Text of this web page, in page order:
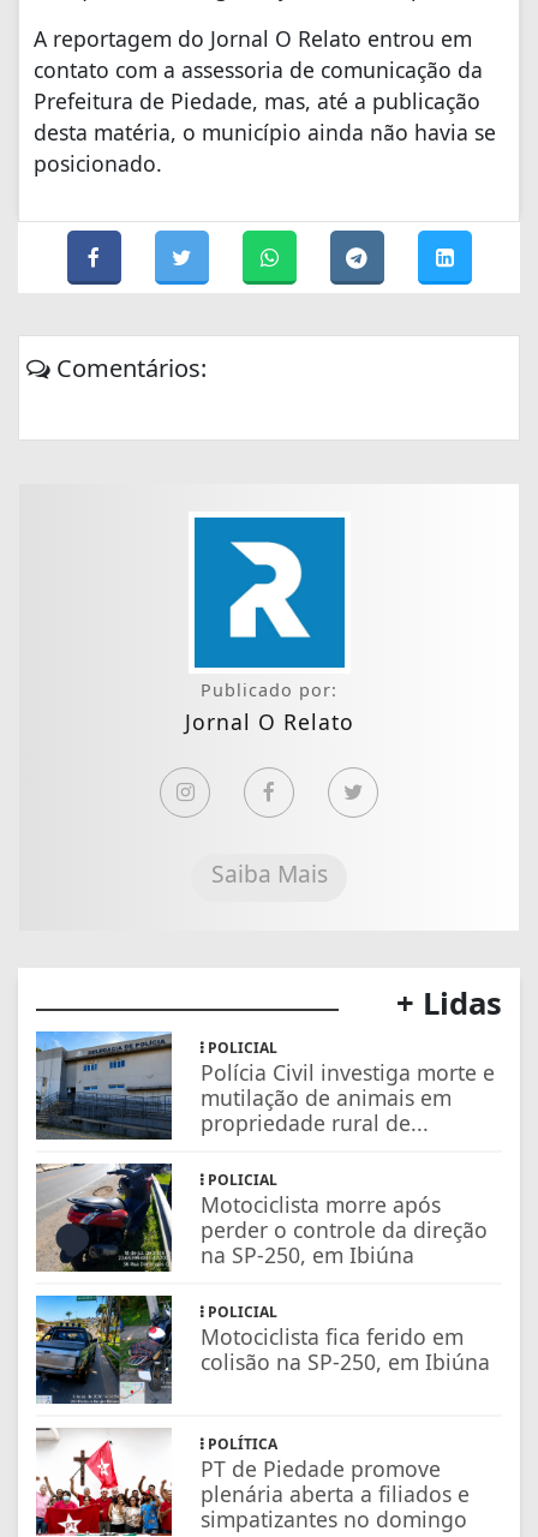
A reportagem do Jornal O Relato entrou em
contato com a assessoria de comunicação da
Prefeitura de Piedade, mas, até a publicação
desta matéria, o município ainda não havia se
posicionado.
Comentários:
Publicado por:
Jornal O Relato
Saiba Mais
+ Lidas
POLICIAL
Polícia Civil investiga morte e
mutilação de animais em
propriedade rural de...
POLICIAL
Motociclista morre após
perder o controle da direção
na SP-250, em Ibiúna
POLICIAL
Motociclista fica ferido em
colisão na SP-250, em Ibiúna
POLÍTICA
PT de Piedade promove
plenária aberta a filiados e
simpatizantes no domingo